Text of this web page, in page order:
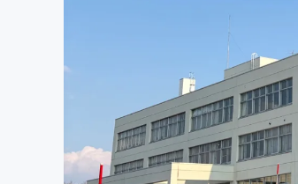
ビジネス・起業
まちづくり・地域活